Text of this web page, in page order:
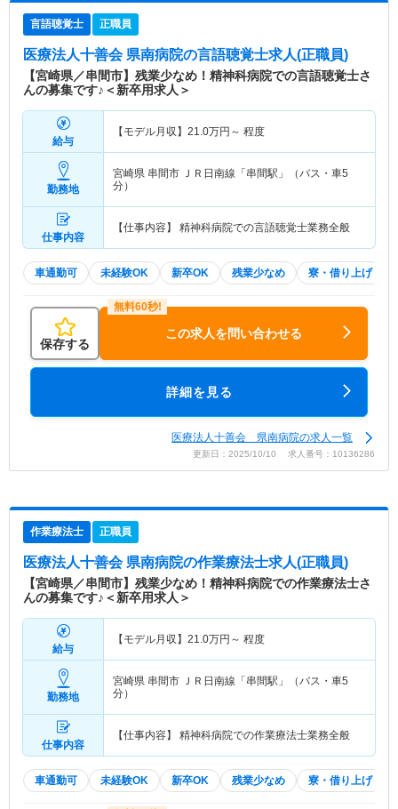
言語聴覚士 正職員
医療法人十善会 県南病院の言語聴覚士求人(正職員)
【宮崎県／串間市】残業少なめ！精神科病院での言語聴覚士さ
んの募集です♪＜新卒用求人＞
給与
【モデル月収】 21.0万円～ 程度
勤務地
宮崎県 串間市
ＪＲ日南線「串間駅」（バス・車5
分）
仕事内容
【仕事内容】 精神科病院での言語聴覚士業務全般
車通勤可 未経験OK 新卒OK 残業少なめ 寮・借り上げ
保存する
この求人を問い合わせる
詳細を見る
医療法人十善会 県南病院の求人一覧
更新日：2025/10/10 求人番号：10136286
作業療法士 正職員
医療法人十善会 県南病院の作業療法士求人(正職員)
【宮崎県／串間市】残業少なめ！精神科病院での作業療法士さ
んの募集です♪＜新卒用求人＞
給与
【モデル月収】 21.0万円～ 程度
勤務地
宮崎県 串間市
ＪＲ日南線「串間駅」（バス・車5
分）
仕事内容
【仕事内容】 精神科病院での作業療法士業務全般
車通勤可 未経験OK 新卒OK 残業少なめ 寮・借り上げ